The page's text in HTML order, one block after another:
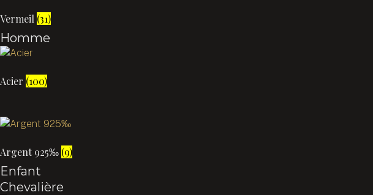
Vermeil (31)
Homme
Acier (100)
Argent 925‰ (9)
Enfant
Chevalière